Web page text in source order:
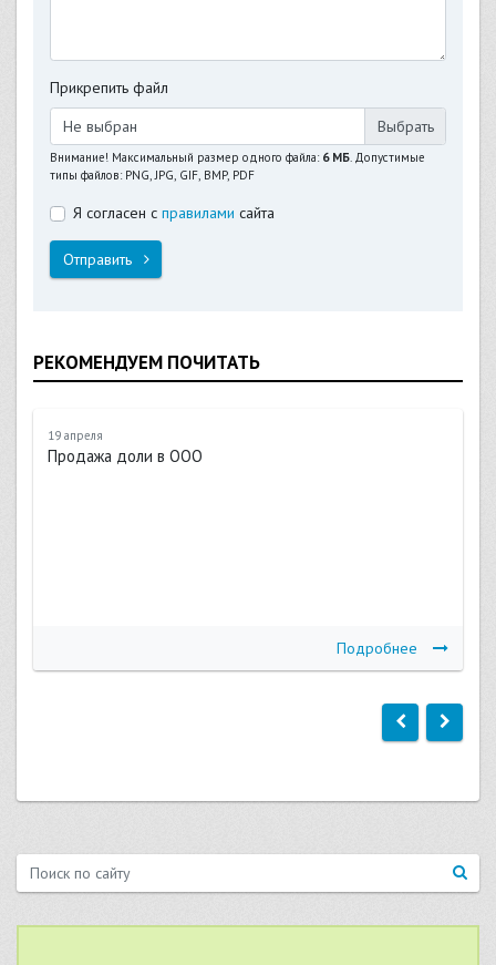
Прикрепить файл
Не выбран
Внимание! Максимальный размер одного файла: 6 МБ. Допустимые
типы файлов: PNG, JPG, GIF, BMP, PDF
Я согласен с правилами сайта
Отправить
РЕКОМЕНДУЕМ ПОЧИТАТЬ
19 апреля
Продажа доли в ООО
Подробнее